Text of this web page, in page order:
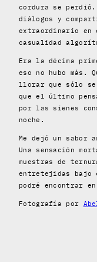
cordura se perdió.
diálogos y
extraordinario en
casualidad
Era la décima
eso no hubo más.
llorar que sólo se
que el último
por las sienes
noche.
Me dejó un sabor
Una sensación
muestras de
entretejidas bajo
podré encontrar
Fotografía por